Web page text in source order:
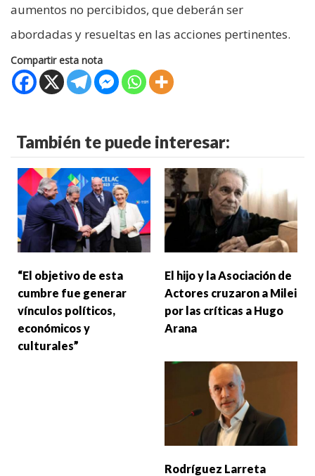
aumentos no percibidos, que deberán ser
abordadas y resueltas en las acciones pertinentes.
Compartir esta nota
También te puede interesar:
“El objetivo de esta
cumbre fue generar
vínculos políticos,
económicos y
culturales”
El hijo y la Asociación de
Actores cruzaron a Milei
por las críticas a Hugo
Arana
Rodríguez Larreta